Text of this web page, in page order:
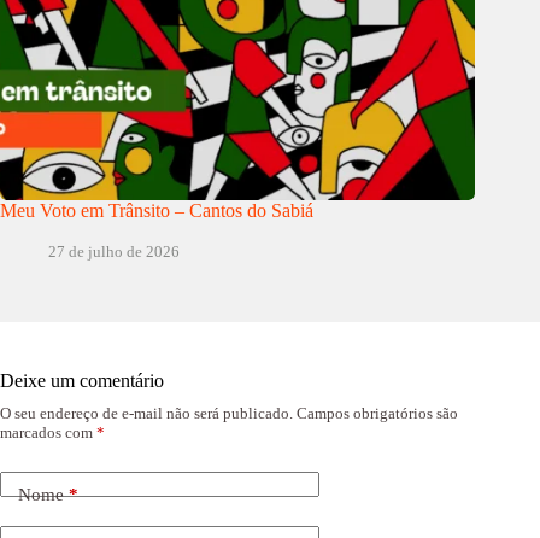
Meu Voto em Trânsito – Cantos do Sabiá
27 de julho de 2026
Deixe um comentário
O seu endereço de e-mail não será publicado. Campos obrigatórios são
marcados com *
Nome*